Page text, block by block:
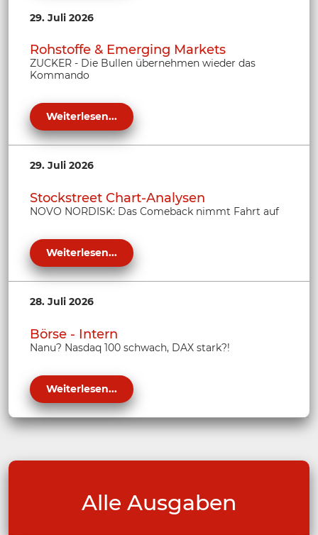
29. Juli 2026
Rohstoffe & Emerging Markets
ZUCKER - Die Bullen übernehmen wieder das
Kommando
Weiterlesen...
29. Juli 2026
Stockstreet Chart-Analysen
NOVO NORDISK: Das Comeback nimmt Fahrt auf
Weiterlesen...
28. Juli 2026
Börse - Intern
Nanu? Nasdaq 100 schwach, DAX stark?!
Weiterlesen...
Alle Ausgaben